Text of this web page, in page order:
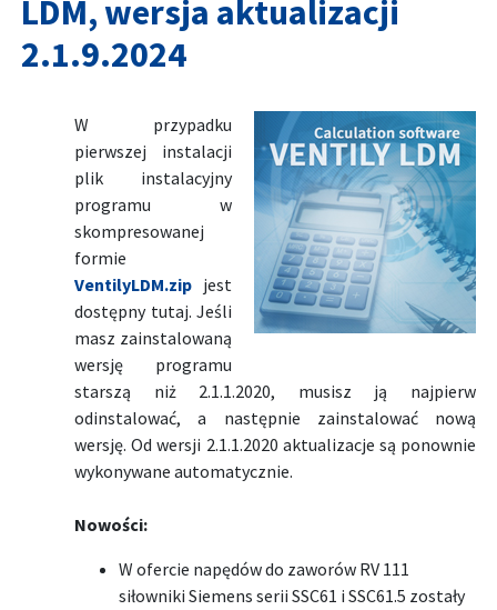
LDM, wersja aktualizacji
2.1.9.2024
W przypadku
pierwszej instalacji
plik instalacyjny
programu w
skompresowanej
formie
VentilyLDM.zip jest
dostępny tutaj. Jeśli
masz zainstalowaną
wersję programu
starszą niż 2.1.1.2020, musisz ją najpierw
odinstalować, a następnie zainstalować nową
wersję. Od wersji 2.1.1.2020 aktualizacje są ponownie
wykonywane automatycznie.
Nowości:
W ofercie napędów do zaworów RV 111
siłowniki Siemens serii SSC61 i SSC61.5 zostały